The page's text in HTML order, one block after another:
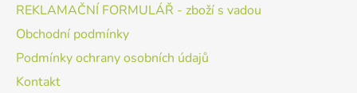
REKLAMAČNÍ FORMULÁŘ - zboží s vadou
Obchodní podmínky
Podmínky ochrany osobních údajů
Kontakt